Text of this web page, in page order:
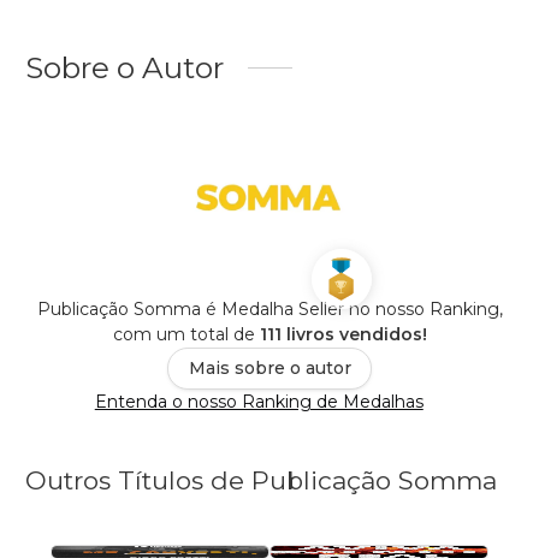
Sobre o Autor
Publicação Somma é Medalha Seller no nosso Ranking,
com um total de 111 livros vendidos!
Mais sobre o autor
Entenda o nosso Ranking de Medalhas
Outros Títulos de Publicação Somma